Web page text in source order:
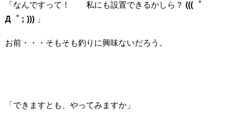
「なんですって！ 私にも設置できるかしら？ (((゜
Д゜；))) 」
お前・・・そもそも釣りに興味ないだろう。
「できますとも、やってみますか」